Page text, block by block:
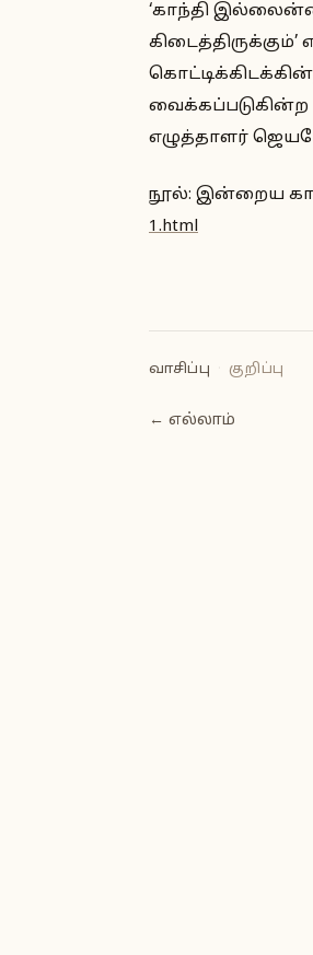
‘காந்தி இல்லைன்ன
வைக்கப்படுகின்ற
எழுத்தாளர்
நூல்: இன்றைய
1.html
வாசிப்பு குறிப்பு
← எல்லாம்